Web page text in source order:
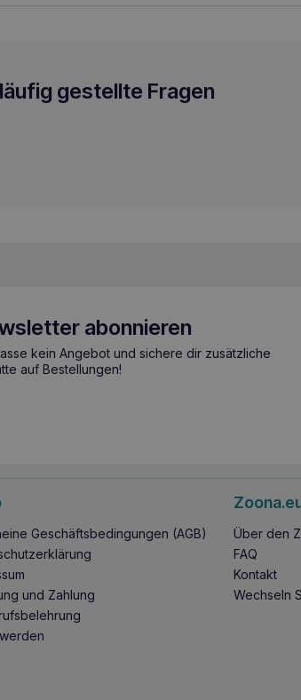
gestellte Fragen
abonnieren
kein Angebot und sichere dir zusätzliche
auf Bestellungen!
Geschäftsbedingungen (AGB)
und Zahlung
Über den
FAQ
Kontakt
Wechseln